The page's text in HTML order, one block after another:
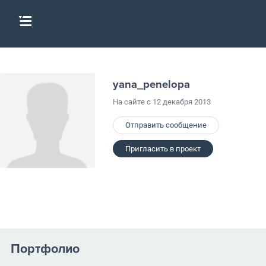
yana_penelopa
На сайте с 12 декабря 2013
Отправить сообщение
Пригласить в проект
Портфолио